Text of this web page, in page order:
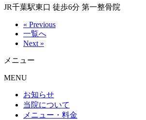
JR千葉駅東口 徒歩6分 第一整骨院
« Previous
一覧へ
Next »
メニュー
MENU
お知らせ
当院について
メニュー・料金